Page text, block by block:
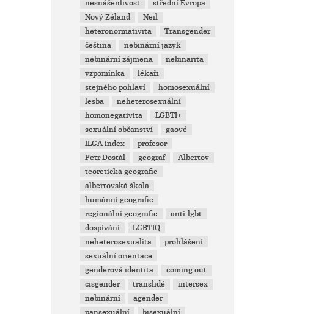
nesnášenlivost
střední Evropa
Nový Zéland
Neil
heteronormativita
Transgender
čeština
nebinární jazyk
nebinární zájmena
nebinarita
vzpomínka
lékaři
stejného pohlaví
homosexuální
lesba
neheterosexuální
homonegativita
LGBTI+
sexuální občanství
gaové
ILGA index
profesor
Petr Dostál
geograf
Albertov
teoretická geografie
albertovská škola
humánní geografie
regionální geografie
anti-lgbt
dospívání
LGBTIQ
neheterosexualita
prohlášení
sexuální orientace
genderová identita
coming out
cisgender
translidé
intersex
nebinární
agender